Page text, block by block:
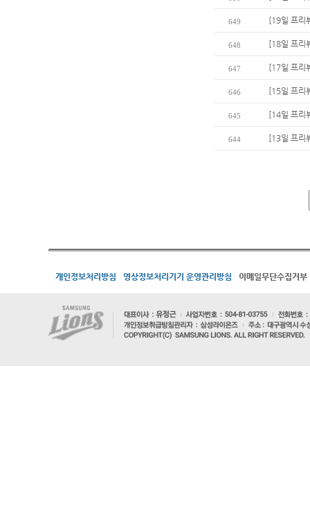
649 [19일 프리
648 [18일 프리
647 [17일 프리
646 [15일 프리
645 [14일 프리
644 [13일 프리
개인정보처리방침 영상정보처리기기 운영관리방침 이메일무단수집거부